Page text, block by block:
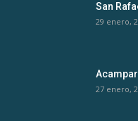
San
29 enero,
27 enero,